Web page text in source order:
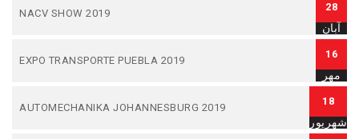
NACV SHOW 2019
28
آبان
EXPO TRANSPORTE PUEBLA 2019
16
مهر
AUTOMECHANIKA JOHANNESBURG 2019
18
شهریور